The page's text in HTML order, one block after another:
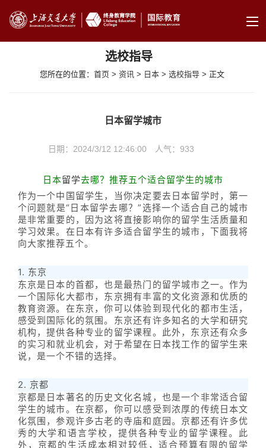
选校指导
您所在的位置：首页 >资讯 > 日本 >选校指导 > 正文
日本留学城市
日期：2024/3/12 12:46:00 人气： 933
日本留学去哪？推荐五个适合留学生的城市
作为一个中国留学生，当你决定要去日本留学时，第一
个问题就是“日本留学去哪？”选择一个适合自己的城市
是非常重要的，因为这将直接影响你的留学生活质量和
学习效果。在日本有许多适合留学生的城市，下面我将
向大家推荐五个。
1. 东京
东京是日本的首都，也是最热门的留学城市之一。作为
一个国际化大都市，东京拥有丰富的文化资源和优质的
教育资源。在东京，你可以体验到现代化的都市生活，
感受到国际化的氛围。东京还有许多知名的大学和研究
机构，提供各种专业的留学课程。此外，东京还有众多
的实习和就业机会，对于希望在日本找工作的留学生来
说，是一个不错的选择。
2. 京都
京都是日本著名的历史文化名城，也是一个非常适合留
学生的城市。在京都，你可以感受到浓厚的传统日本文
化氛围，参观许多古老的寺庙和庭园。京都还有许多优
秀的大学和语言学校，提供各种专业的留学课程。此
外，京都的生活成本相对较低，适合预算有限的留学